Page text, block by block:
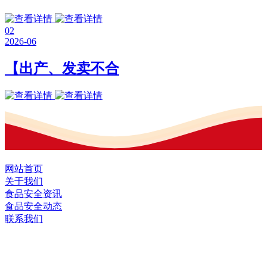
02
2026-06
【出产、发卖不合
网站首页
关于我们
食品安全资讯
食品安全动态
联系我们